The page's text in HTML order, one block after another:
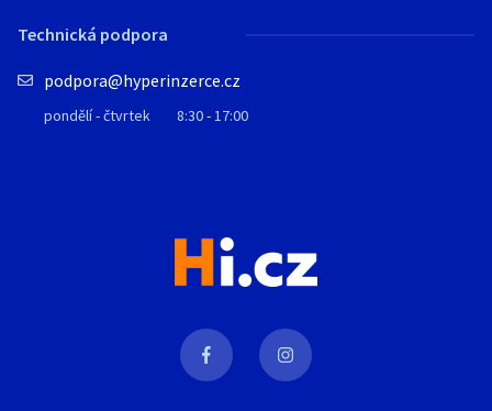
Technická podpora
podpora@hyperinzerce.cz
pondělí - čtvrtek 8:30 - 17:00